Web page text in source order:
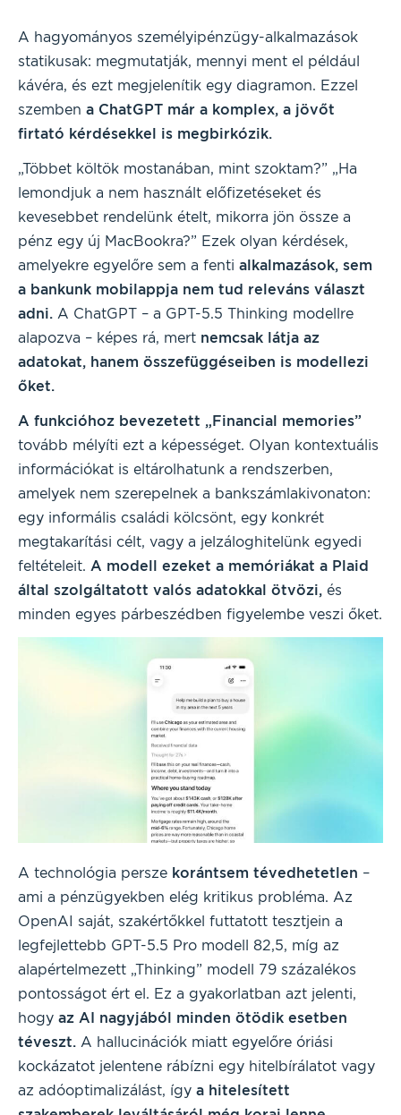
A hagyományos személyipénzügy-alkalmazások
statikusak: megmutatják, mennyi ment el például
kávéra, és ezt megjelenítik egy diagramon. Ezzel
szemben a ChatGPT már a komplex, a jövőt
firtató kérdésekkel is megbirkózik.
„Többet költök mostanában, mint szoktam?” „Ha
lemondjuk a nem használt előfizetéseket és
kevesebbet rendelünk ételt, mikorra jön össze a
pénz egy új MacBookra?” Ezek olyan kérdések,
amelyekre egyelőre sem a fenti alkalmazások, sem
a bankunk mobilappja nem tud releváns választ
adni. A ChatGPT – a GPT-5.5 Thinking modellre
alapozva – képes rá, mert nemcsak látja az
adatokat, hanem összefüggéseiben is modellezi
őket.
A funkcióhoz bevezetett „Financial memories”
tovább mélyíti ezt a képességet. Olyan kontextuális
információkat is eltárolhatunk a rendszerben,
amelyek nem szerepelnek a bankszámlakivonaton:
egy informális családi kölcsönt, egy konkrét
megtakarítási célt, vagy a jelzáloghitelünk egyedi
feltételeit. A modell ezeket a memóriákat a Plaid
által szolgáltatott valós adatokkal ötvözi, és
minden egyes párbeszédben figyelembe veszi őket.
A technológia persze korántsem tévedhetetlen –
ami a pénzügyekben elég kritikus probléma. Az
OpenAI saját, szakértőkkel futtatott tesztjein a
legfejlettebb GPT-5.5 Pro modell 82,5, míg az
alapértelmezett „Thinking” modell 79 százalékos
pontosságot ért el. Ez a gyakorlatban azt jelenti,
hogy az AI nagyjából minden ötödik esetben
téveszt. A hallucinációk miatt egyelőre óriási
kockázatot jelentene rábízni egy hitelbírálatot vagy
az adóoptimalizálást, így a hitelesített